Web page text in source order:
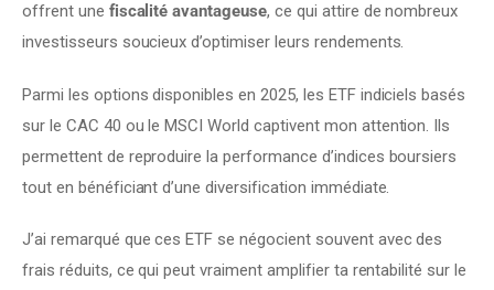
offrent une fiscalité avantageuse, ce qui attire de nombreux
investisseurs soucieux d’optimiser leurs rendements.
Parmi les options disponibles en 2025, les ETF indiciels basés
sur le CAC 40 ou le MSCI World captivent mon attention. Ils
permettent de reproduire la performance d’indices boursiers
tout en bénéficiant d’une diversification immédiate.
J’ai remarqué que ces ETF se négocient souvent avec des
frais réduits, ce qui peut vraiment amplifier ta rentabilité sur le